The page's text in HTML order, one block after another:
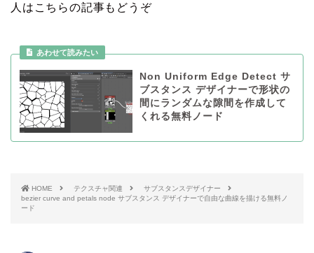
人はこちらの記事もどうぞ
Non Uniform Edge Detect サ
ブスタンス デザイナーで形状の
間にランダムな隙間を作成して
くれる無料ノード
HOME テクスチャ関連
サブスタンスデザイナー
bezier curve and petals node サブスタンス デザイナーで自由な曲線を描ける無料ノ
ード